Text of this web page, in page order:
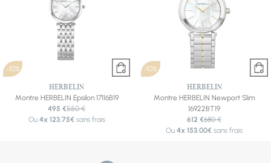
-10%
HERBELIN
Montre HERBELIN Epsilon 17116B19
495 €550 €
Ou 4x 123.75€sans frais
-10%
HERBELIN
Montre HERBELIN Newport Slim
16922BT19
612 €680 €
Ou4x 153.00€ sans frais